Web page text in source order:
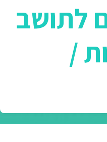
לתושב
/